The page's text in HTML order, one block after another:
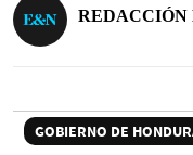
REDACCIÓN
GOBIERNO DE